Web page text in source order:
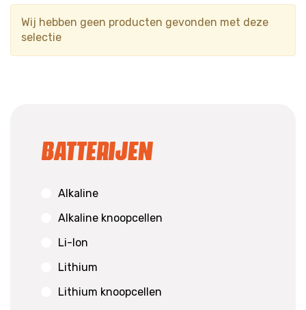
Wij hebben geen producten gevonden met deze
selectie
Batterijen
Alkaline
Alkaline knoopcellen
Li-Ion
Lithium
Lithium knoopcellen